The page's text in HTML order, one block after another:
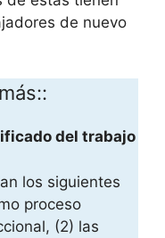
de nuevo
del trabajo
los siguientes
proceso
(2) las